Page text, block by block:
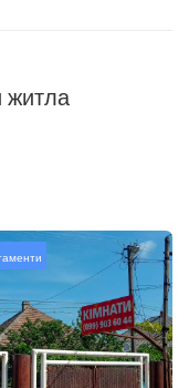
житла